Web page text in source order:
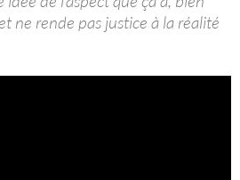
ne rende pas justice à la réalité